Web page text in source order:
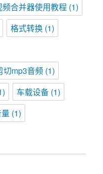
频合并器使用教程 (1)
格式转换 (1)
切mp3音频 (1)
车载设备 (1)
(1)